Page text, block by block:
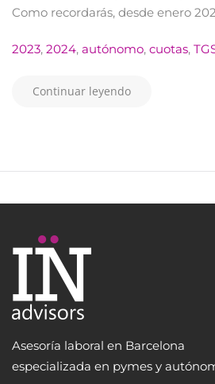
Como recordarás, desde enero
2023, 2024, autónomo, cuotas,
Continuar leyendo
Asesoría laboral en Barcelona
especializada en pymes y